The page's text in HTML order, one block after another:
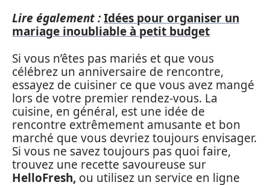
Lire également :Idées pour organiser un
mariage inoubliable à petit budget
Si vous n’êtes pas mariés et que vous
célébrez un anniversaire de rencontre,
essayez de cuisiner ce que vous avez mangé
lors de votre premier rendez-vous. La
cuisine, en général, est une idée de
rencontre extrêmement amusante et bon
marché que vous devriez toujours envisager.
Si vous ne savez toujours pas quoi faire,
trouvez une recette savoureuse sur
HelloFresh, ou utilisez un service en ligne